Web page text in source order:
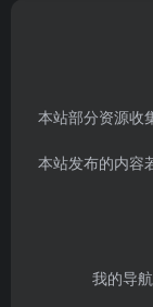
本站部分资源收
本站发布的内容
我的导航